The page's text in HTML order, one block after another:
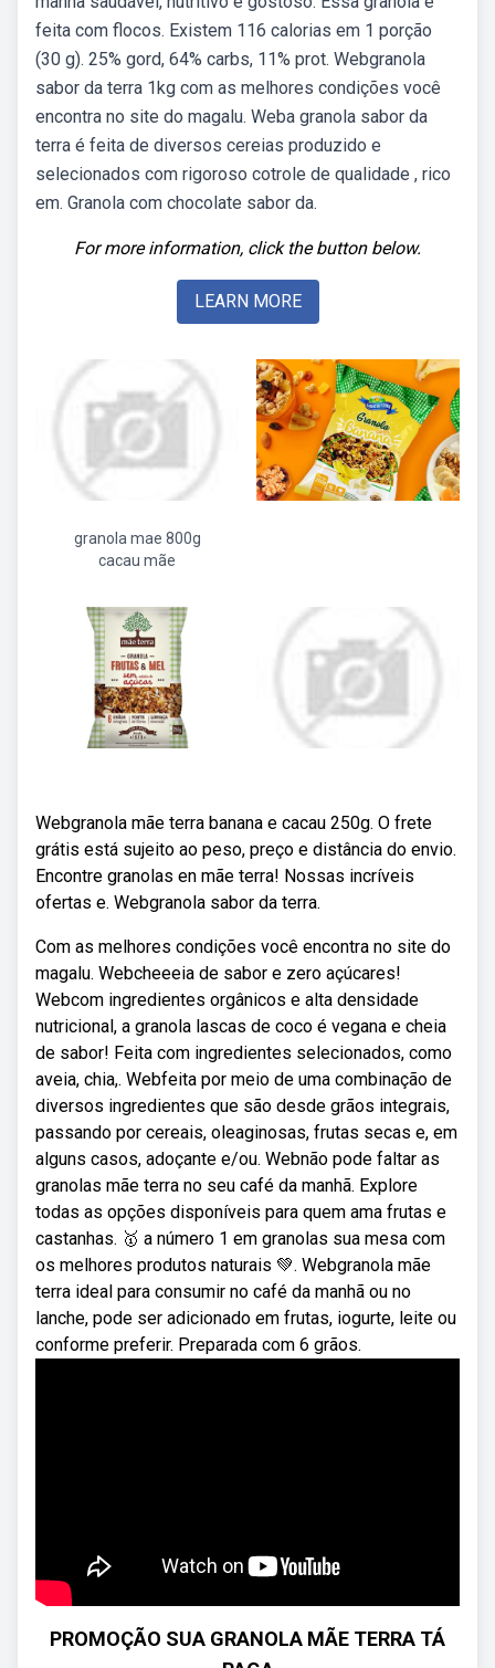
feita com flocos. Existem 116 calorias em 1 porção
(30 g). 25% gord, 64% carbs, 11% prot. Webgranola
sabor da terra 1kg com as melhores condições você
encontra no site do magalu. Weba granola sabor da
terra é feita de diversos cereias produzido e
selecionados com rigoroso cotrole de qualidade , rico
em. Granola com chocolate sabor da.
For more information, click the button below.
LEARN MORE
granola mae 800g
cacau mãe
Webgranola mãe terra banana e cacau 250g. O frete
grátis está sujeito ao peso, preço e distância do envio.
Encontre granolas en mãe terra! Nossas incríveis
ofertas e. Webgranola sabor da terra.
Com as melhores condições você encontra no site do
magalu. Webcheeeia de sabor e zero açúcares!
Webcom ingredientes orgânicos e alta densidade
nutricional, a granola lascas de coco é vegana e cheia
de sabor! Feita com ingredientes selecionados, como
aveia, chia,. Webfeita por meio de uma combinação de
diversos ingredientes que são desde grãos integrais,
passando por cereais, oleaginosas, frutas secas e, em
alguns casos, adoçante e/ou. Webnão pode faltar as
granolas mãe terra no seu café da manhã. Explore
todas as opções disponíveis para quem ama frutas e
castanhas. 🥇 a número 1 em granolas sua mesa com
os melhores produtos naturais 💚. Webgranola mãe
terra ideal para consumir no café da manhã ou no
lanche, pode ser adicionado em frutas, iogurte, leite ou
conforme preferir. Preparada com 6 grãos.
PROMOÇÃO SUA GRANOLA MÃE TERRA TÁ